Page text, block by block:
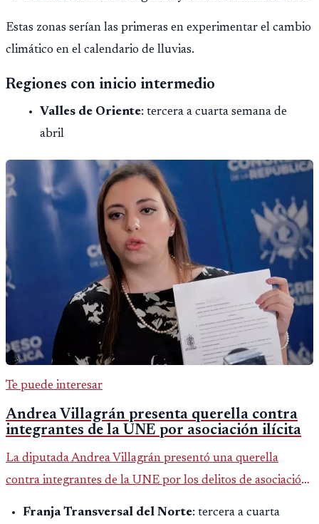
Estas zonas serían las primeras en experimentar el cambio
climático en el calendario de lluvias.
Regiones con inicio intermedio
Valles de Oriente: tercera a cuarta semana de
abril
Te puede interesar
Andrea Villagrán presenta querella contra
integrantes de la UNE por asociación ilícita
La diputada Andrea Villagrán presentó una querella
contra integrantes de la UNE por los delitos de asociación
Franja Transversal del Norte: tercera a cuarta